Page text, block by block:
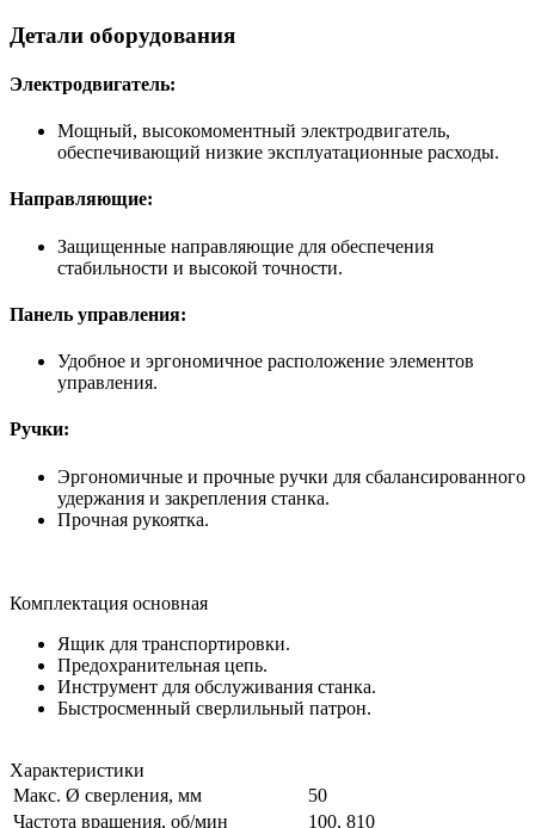
Детали оборудования
Электродвигатель:
Мощный, высокомоментный электродвигатель,
обеспечивающий низкие эксплуатационные расходы.
Направляющие:
Защищенные направляющие для обеспечения
стабильности и высокой точности.
Панель управления:
Удобное и эргономичное расположение элементов
управления.
Ручки:
Эргономичные и прочные ручки для сбалансированного
удержания и закрепления станка.
Прочная рукоятка.
Комплектация основная
Ящик для транспортировки.
Предохранительная цепь.
Инструмент для обслуживания станка.
Быстросменный сверлильный патрон.
Характеристики
Макс. Ø сверления, мм
50
Частота вращения, об/мин
100, 810